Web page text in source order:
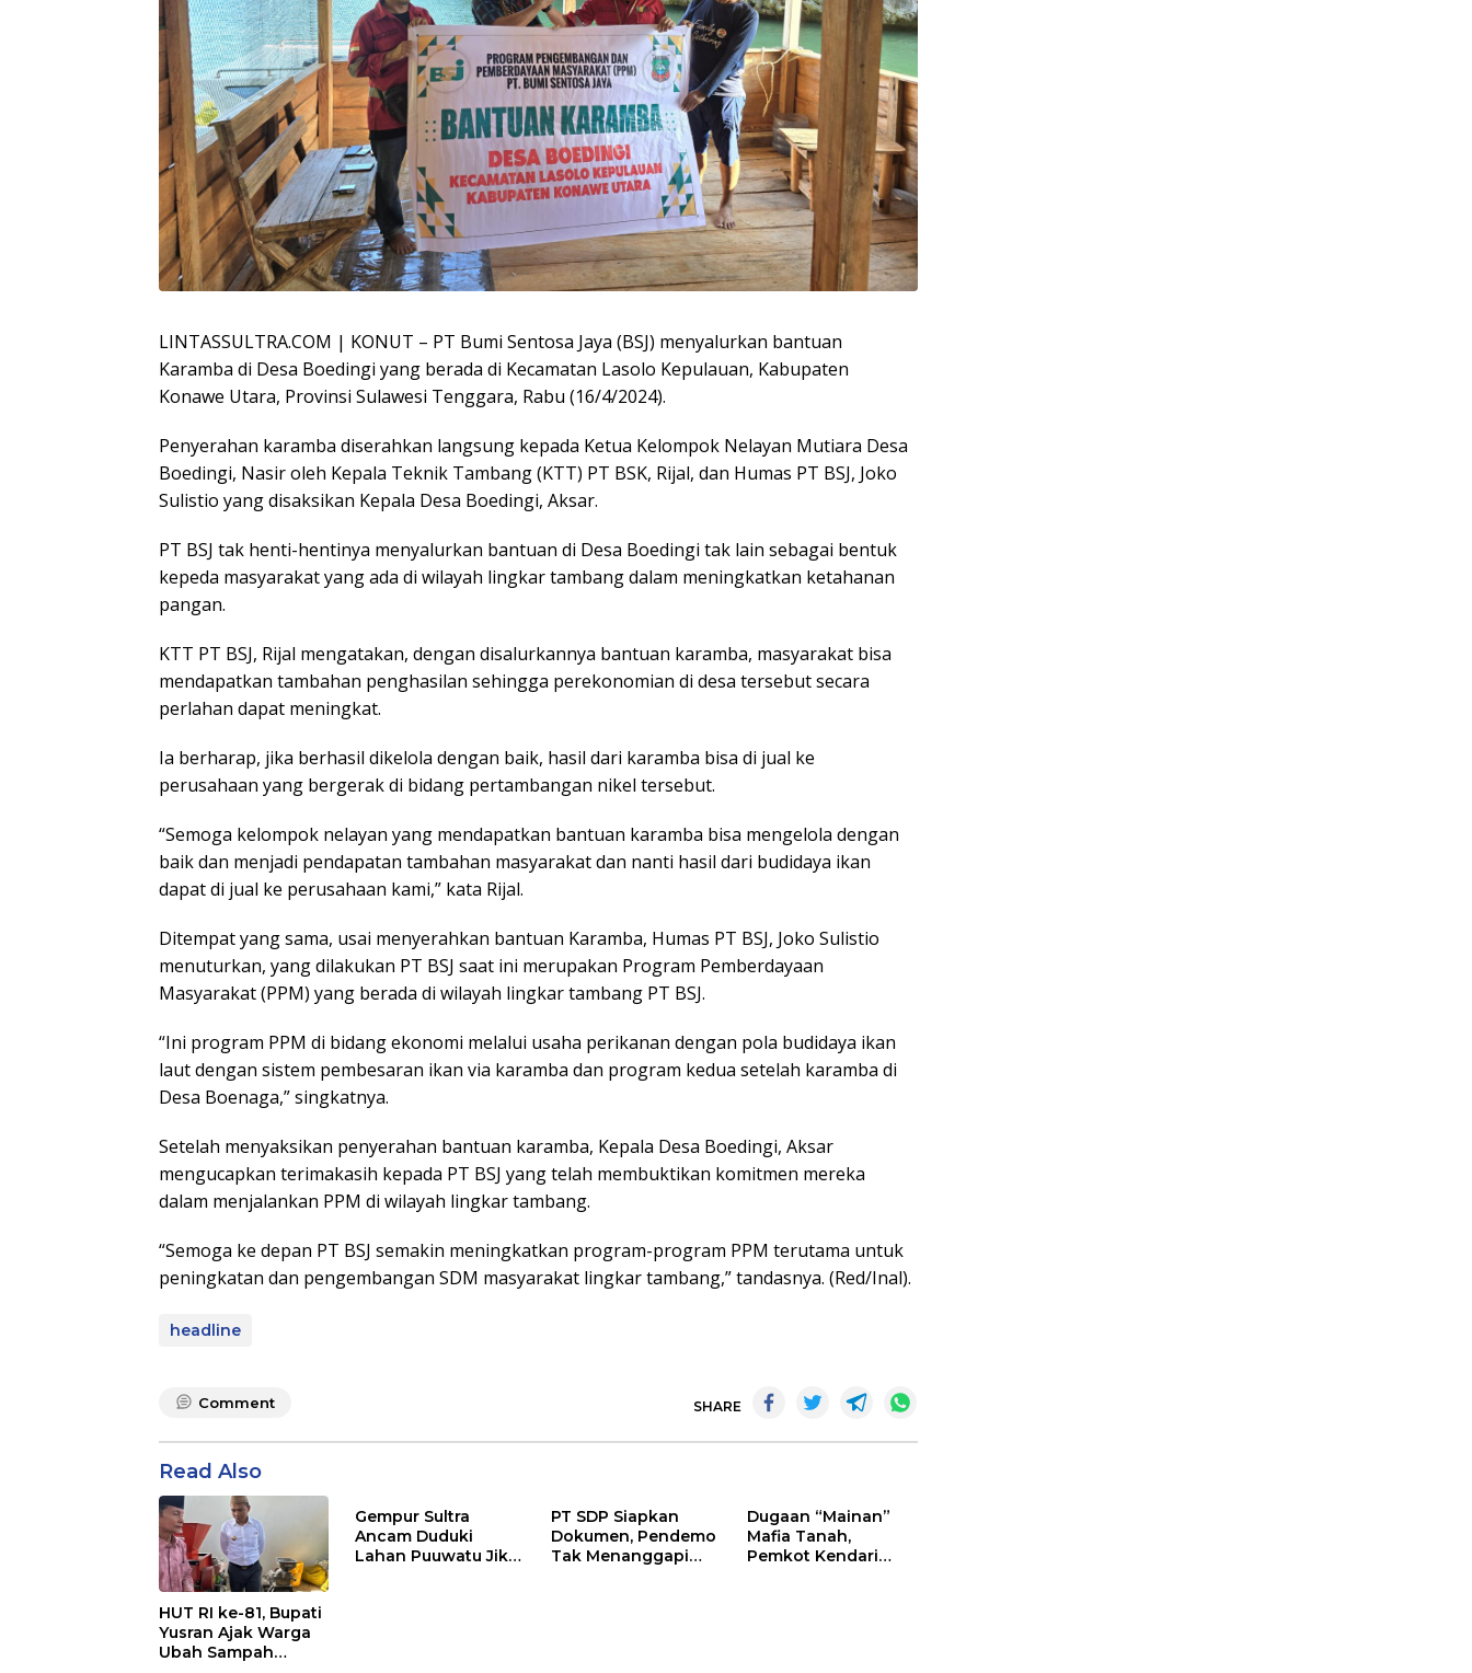
LINTASSULTRA.COM | KONUT – PT Bumi Sentosa Jaya (BSJ) menyalurkan bantuan
Karamba di Desa Boedingi yang berada di Kecamatan Lasolo Kepulauan, Kabupaten
Konawe Utara, Provinsi Sulawesi Tenggara, Rabu (16/4/2024).
Penyerahan karamba diserahkan langsung kepada Ketua Kelompok Nelayan Mutiara Desa
Boedingi, Nasir oleh Kepala Teknik Tambang (KTT) PT BSK, Rijal, dan Humas PT BSJ, Joko
Sulistio yang disaksikan Kepala Desa Boedingi, Aksar.
PT BSJ tak henti-hentinya menyalurkan bantuan di Desa Boedingi tak lain sebagai bentuk
kepeda masyarakat yang ada di wilayah lingkar tambang dalam meningkatkan ketahanan
pangan.
KTT PT BSJ, Rijal mengatakan, dengan disalurkannya bantuan karamba, masyarakat bisa
mendapatkan tambahan penghasilan sehingga perekonomian di desa tersebut secara
perlahan dapat meningkat.
Ia berharap, jika berhasil dikelola dengan baik, hasil dari karamba bisa di jual ke
perusahaan yang bergerak di bidang pertambangan nikel tersebut.
“Semoga kelompok nelayan yang mendapatkan bantuan karamba bisa mengelola dengan
baik dan menjadi pendapatan tambahan masyarakat dan nanti hasil dari budidaya ikan
dapat di jual ke perusahaan kami,” kata Rijal.
Ditempat yang sama, usai menyerahkan bantuan Karamba, Humas PT BSJ, Joko Sulistio
menuturkan, yang dilakukan PT BSJ saat ini merupakan Program Pemberdayaan
Masyarakat (PPM) yang berada di wilayah lingkar tambang PT BSJ.
“Ini program PPM di bidang ekonomi melalui usaha perikanan dengan pola budidaya ikan
laut dengan sistem pembesaran ikan via karamba dan program kedua setelah karamba di
Desa Boenaga,” singkatnya.
Setelah menyaksikan penyerahan bantuan karamba, Kepala Desa Boedingi, Aksar
mengucapkan terimakasih kepada PT BSJ yang telah membuktikan komitmen mereka
dalam menjalankan PPM di wilayah lingkar tambang.
“Semoga ke depan PT BSJ semakin meningkatkan program-program PPM terutama untuk
peningkatan dan pengembangan SDM masyarakat lingkar tambang,” tandasnya. (Red/Inal).
headline
Comment SHARE
Read Also
HUT RI ke-81, Bupati
Yusran Ajak Warga
Ubah Sampah
Gempur Sultra
Ancam Duduki
Lahan Puuwatu Jika
PT SDP Siapkan
Dokumen, Pendemo
Tak Menanggapi
Dugaan “Mainan”
Mafia Tanah,
Pemkot Kendari